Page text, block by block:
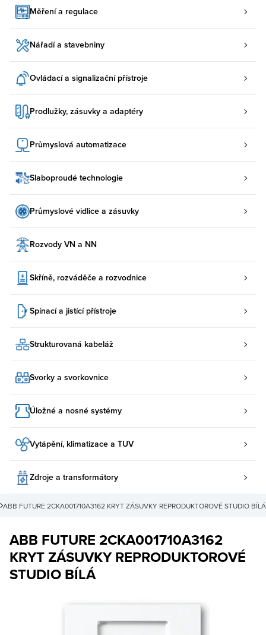
Měření a regulace
Nářadí a stavebniny
Ovládací a signalizační přístroje
Prodlužky, zásuvky a adaptéry
Průmyslová automatizace
Slaboproudé technologie
Průmyslové vidlice a zásuvky
Rozvody VN a NN
Skříně, rozváděče a rozvodnice
Spínací a jistící přístroje
Strukturovaná kabeláž
Svorky a svorkovnice
Úložné a nosné systémy
Vytápění, klimatizace a TUV
Zdroje a transformátory
ABB FUTURE 2CKA001710A3162 KRYT ZÁSUVKY REPRODUKTOROVÉ STUDIO BÍLÁ
ABB FUTURE 2CKA001710A3162
KRYT ZÁSUVKY REPRODUKTOROVÉ
STUDIO BÍLÁ